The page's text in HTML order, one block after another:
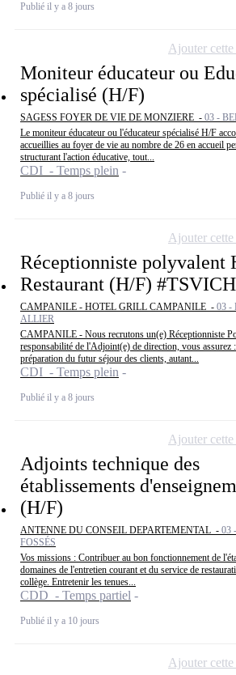
Publié il y a 8 jours
Moniteur éducateur ou
spécialisé (H/F)
SAGESS FOYER DE VIE DE MONZIERE - 03 -
Le moniteur éducateur ou l'éducateur spécialisé H/F
accueillies au foyer de vie au nombre de 26 en accueil
structurant l'action éducative, tout...
CDI - Temps plein
Publié il y a 8 jours
Ajouter
Réceptionniste polyvalent
Restaurant (H/F)
CAMPANILE - HOTEL GRILL CAMPANILE - 03 -
ALLIER
CAMPANILE - Nous recrutons un(e) Réceptionniste
responsabilité de l'Adjoint(e) de direction, vous assurez
préparation du futur séjour des clients, autant...
CDI - Temps plein
Publié il y a 8 jours
Ajouter
Adjoints technique des
établissements
(H/F)
ANTENNE DU CONSEIL DEPARTEMENTAL - 03
FOSSÉS
Vos missions : Contribuer au bon fonctionnement de
domaines de l'entretien courant et du service de
collège. Entretenir les tenues...
CDD - Temps partiel
Publié il y a 10 jours
Ajouter
Ajouter